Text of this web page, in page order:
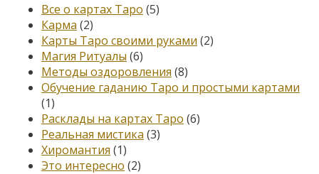
Все о картах Таро (5)
Карма (2)
Карты Таро своими руками (2)
Магия Ритуалы (6)
Методы оздоровления (8)
Обучение гаданию Таро и простыми картами
(1)
Расклады на картах Таро (6)
Реальная мистика (3)
Хиромантия (1)
Это интересно (2)